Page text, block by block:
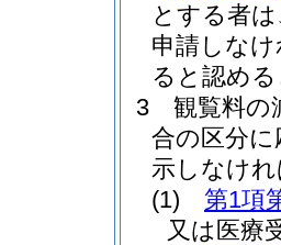
とする者
申請しな
ると認め
3
観覧料の
合の区分
示しなけ
(1)
第1項
又は医療